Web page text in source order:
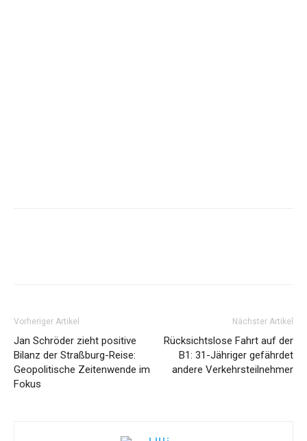
Vorheriger Artikel
Jan Schröder zieht positive
Bilanz der Straßburg-Reise:
Geopolitische Zeitenwende im
Fokus
Nächster Artikel
Rücksichtslose Fahrt auf der
B1: 31-Jähriger gefährdet
andere Verkehrsteilnehmer